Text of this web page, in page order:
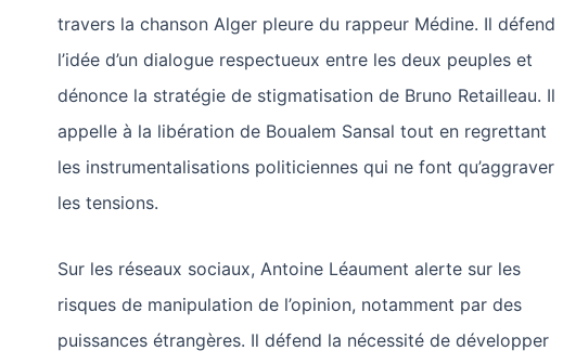
travers la chanson Alger pleure du rappeur Médine. Il défend
l’idée d’un dialogue respectueux entre les deux peuples et
dénonce la stratégie de stigmatisation de Bruno Retailleau. Il
appelle à la libération de Boualem Sansal tout en regrettant
les instrumentalisations politiciennes qui ne font qu’aggraver
les tensions.
Sur les réseaux sociaux, Antoine Léaument alerte sur les
risques de manipulation de l’opinion, notamment par des
puissances étrangères. Il défend la nécessité de développer